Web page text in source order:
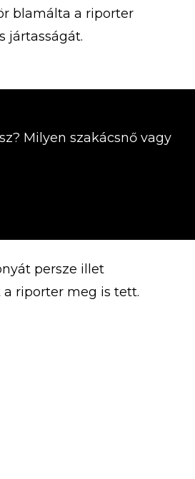
blamálta a riporter
jártasságát.
Milyen szakácsnő vagy
persze illet
riporter meg is tett.